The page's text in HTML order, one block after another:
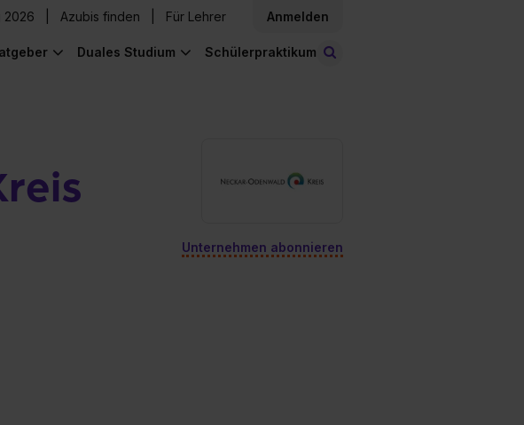
2026 Azubis finden Für Lehrer Anmelden
Duales Studium Schülerpraktikum
Unternehmen abonnieren